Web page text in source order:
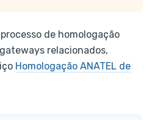
de homologação
relacionados,
Homologação ANATEL de